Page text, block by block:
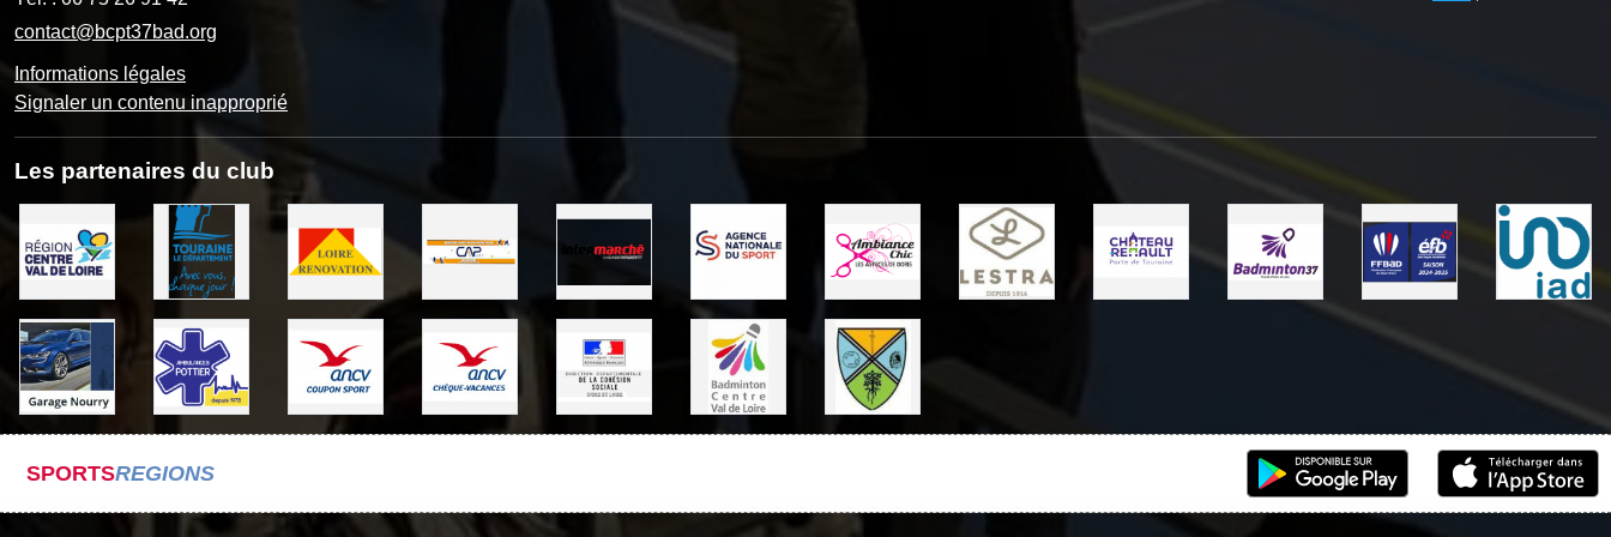
contact@bcpt37bad.org
Informations légales
Signaler un contenu inapproprié
Les partenaires du club
SPORTSREGIONS